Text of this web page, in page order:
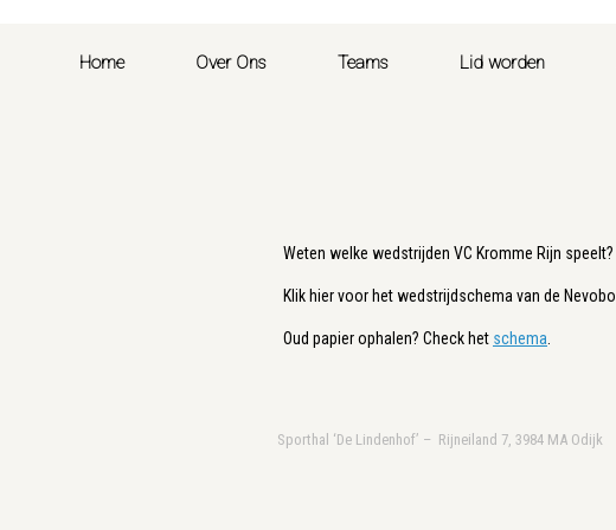
Home Over Ons Teams Lid worden
Weten welke wedstrijden VC Kromme Rijn speelt?
Klik hier voor het wedstrijdschema van de Nevobo
Oud papier ophalen? Check het schema
Sporthal ‘De Lindenhof’ – Rijneiland 7, 3984 MA Odijk